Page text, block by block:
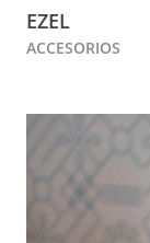
EZEL
ACCESORIOS